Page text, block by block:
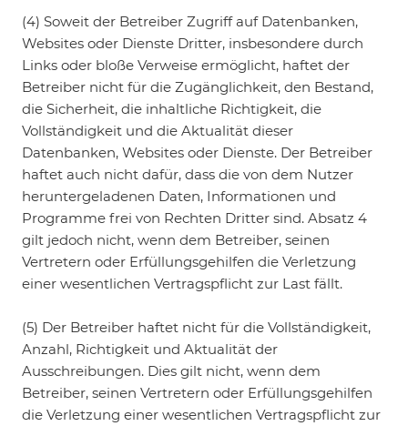
(4) Soweit der Betreiber Zugriff auf Datenbanken,
Websites oder Dienste Dritter, insbesondere durch
Links oder bloße Verweise ermöglicht, haftet der
Betreiber nicht für die Zugänglichkeit, den Bestand,
die Sicherheit, die inhaltliche Richtigkeit, die
Vollständigkeit und die Aktualität dieser
Datenbanken, Websites oder Dienste. Der Betreiber
haftet auch nicht dafür, dass die von dem Nutzer
heruntergeladenen Daten, Informationen und
Programme frei von Rechten Dritter sind. Absatz 4
gilt jedoch nicht, wenn dem Betreiber, seinen
Vertretern oder Erfüllungsgehilfen die Verletzung
einer wesentlichen Vertragspflicht zur Last fällt.
(5) Der Betreiber haftet nicht für die Vollständigkeit,
Anzahl, Richtigkeit und Aktualität der
Ausschreibungen. Dies gilt nicht, wenn dem
Betreiber, seinen Vertretern oder Erfüllungsgehilfen
die Verletzung einer wesentlichen Vertragspflicht zur